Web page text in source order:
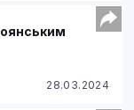
28.03.2024